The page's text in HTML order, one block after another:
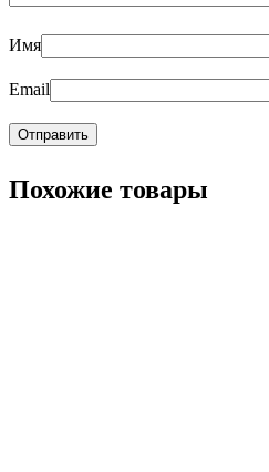
Имя
Email
Похожие товары